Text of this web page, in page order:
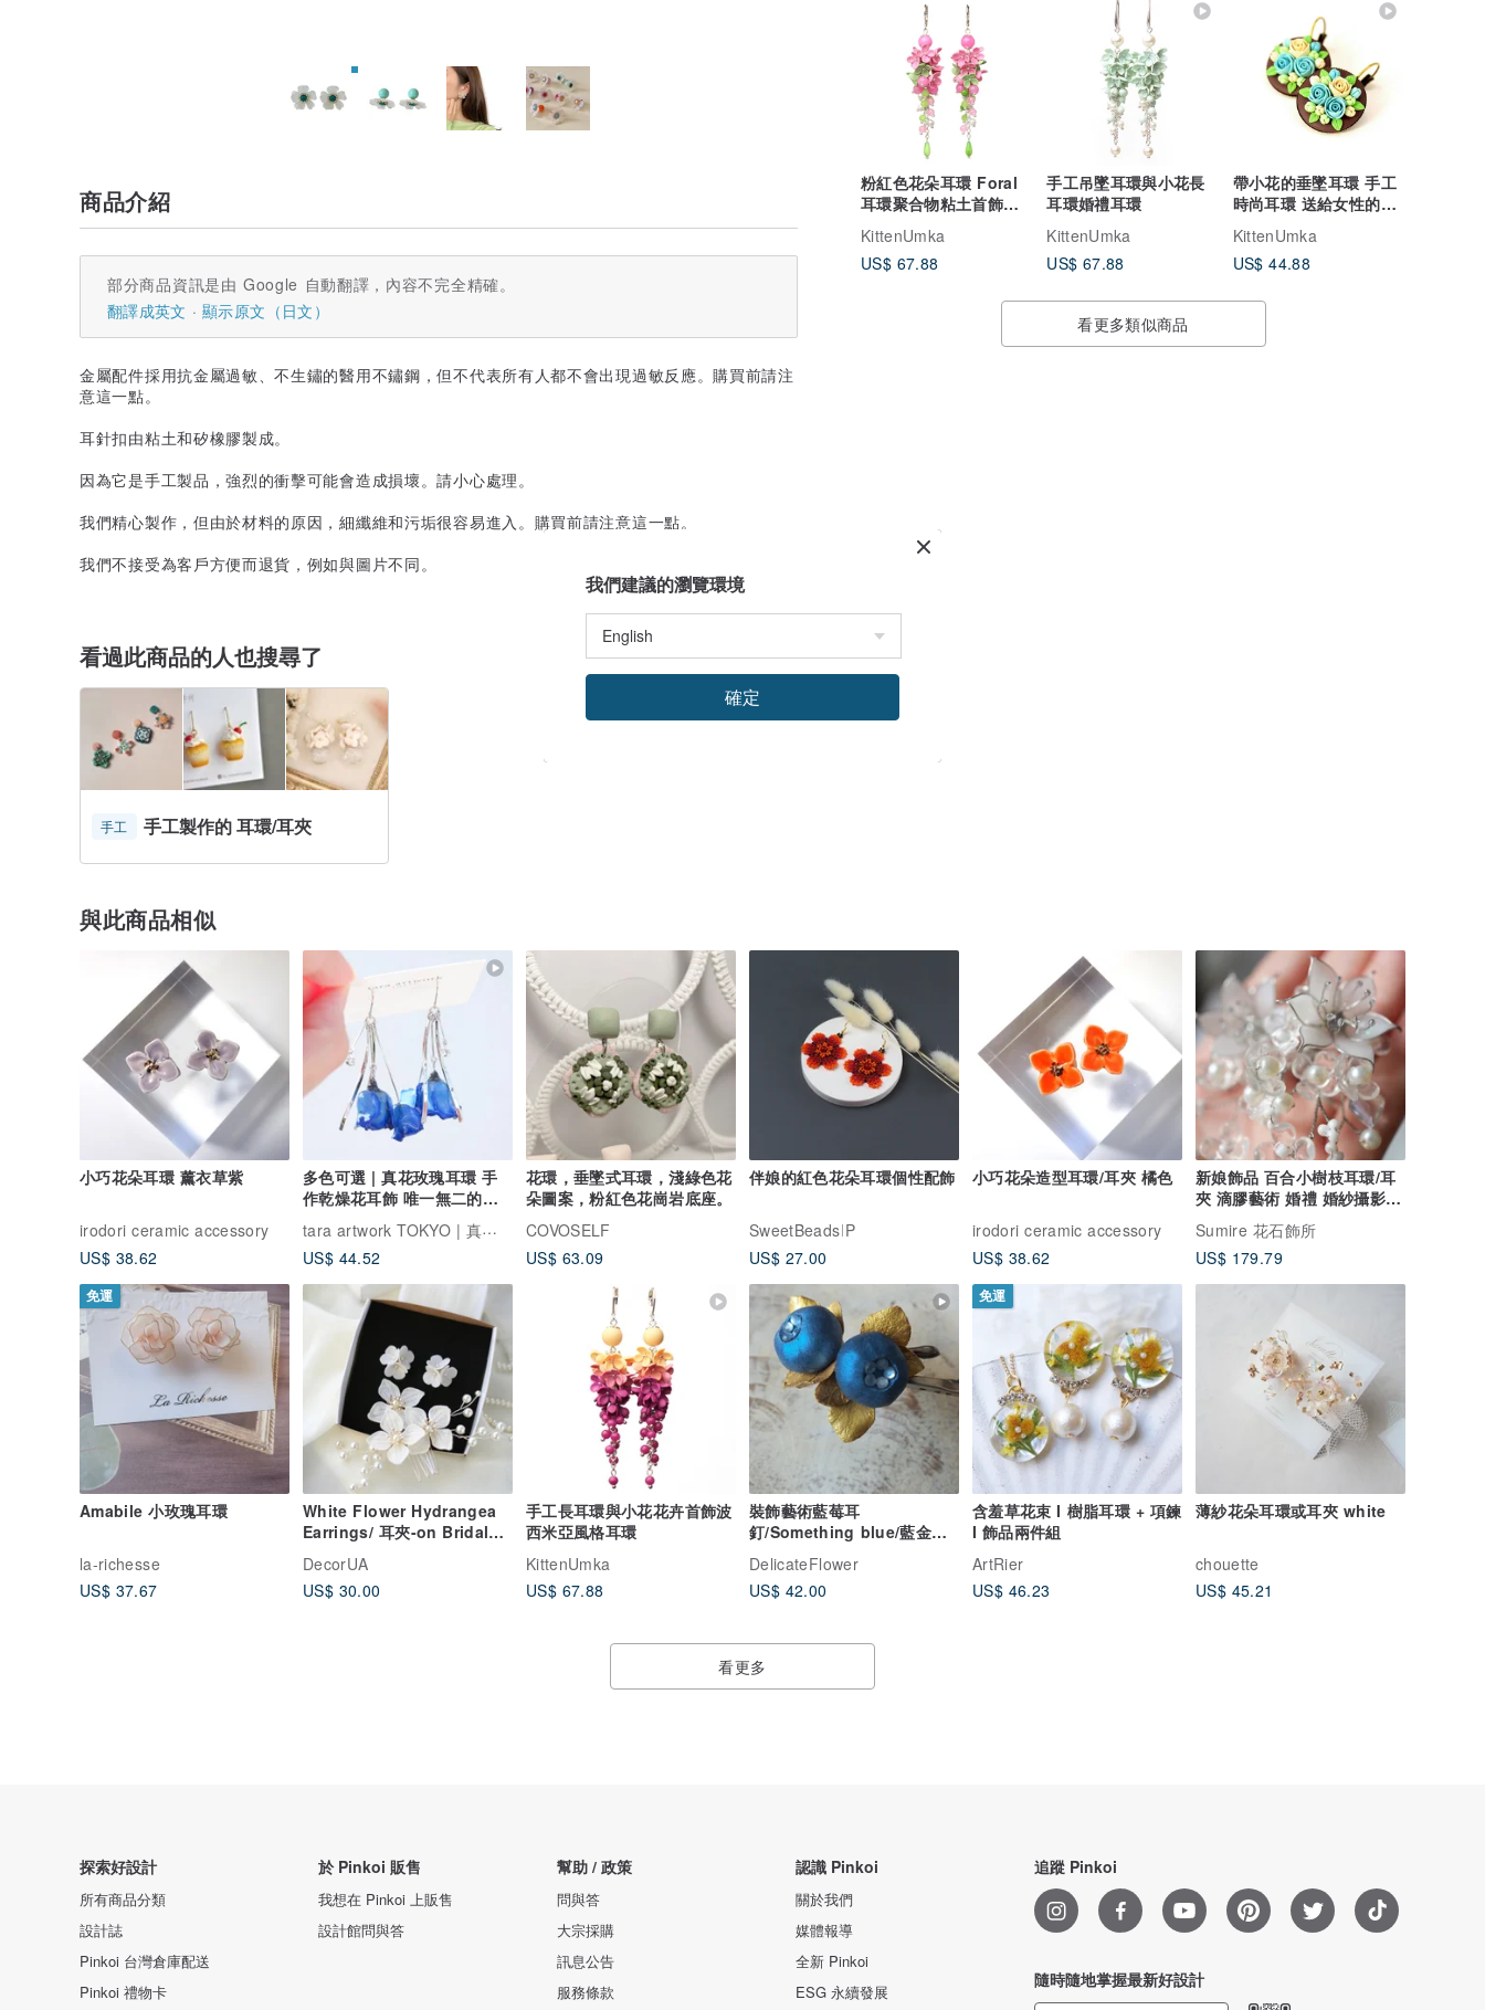
粉紅色花朵耳環 Foral
耳環聚合物粘土首飾吊
墜耳環
KittenUmka
US$ 67.88
手工吊墜耳環與小花長
耳環婚禮耳環
KittenUmka
US$ 67.88
帶小花的垂墜耳環 手工
時尚耳環 送給女性的禮
物
KittenUmka
US$ 44.88
看更多類似商品
商品介紹
部分商品資訊是由 Google 自動翻譯，內容不完全精確。
翻譯成英文
顯示原文（日文）
金屬配件採用抗金屬過敏、不生鏽的醫用不鏽鋼，但不代表所有人都不會出現過敏反應。購買前請注
意這一點。
耳針扣由粘土和矽橡膠製成。
因為它是手工製品，強烈的衝擊可能會造成損壞。請小心處理。
我們精心製作，但由於材料的原因，細纖維和污垢很容易進入。購買前請注意這一點。
我們不接受為客戶方便而退貨，例如與圖片不同。
看過此商品的人也搜尋了
手工 手工製作的 耳環/耳夾
與此商品相似
小巧花朵耳環 薰衣草紫
irodori ceramic accessory
US$ 38.62
多色可選 | 真花玫瑰耳環 手
作乾燥花耳飾 唯一無二的浪
tara artwork TOKYO | 真實玫瑰
US$ 44.52
花環，垂墜式耳環，淺綠色花
朵圖案，粉紅色花崗岩底座。
COVOSELF
US$ 63.09
伴娘的紅色花朵耳環個性配飾
SweetBeadsIP
US$ 27.00
小巧花朵造型耳環/耳夾 橘色
irodori ceramic accessory
US$ 38.62
新娘飾品 百合小樹枝耳環/耳
夾 滴膠藝術 婚禮 婚紗攝影
花嫁飾品
Sumire 花石飾所
US$ 179.79
免運
Amabile 小玫瑰耳環
la-richesse
US$ 37.67
White Flower Hydrangea
Earrings/ 耳夾-on Bridal
DecorUA
US$ 30.00
手工長耳環與小花花卉首飾波
西米亞風格耳環
KittenUmka
US$ 67.88
裝飾藝術藍莓耳
釘/Something blue/藍金植
DelicateFlower
US$ 42.00
免運
含羞草花束 I 樹脂耳環 + 項鍊
I 飾品兩件組
ArtRier
US$ 46.23
薄紗花朵耳環或耳夾 white
chouette
US$ 45.21
看更多
探索好設計
所有商品分類
設計誌
Pinkoi 台灣倉庫配送
Pinkoi 禮物卡
於 Pinkoi 販售
我想在 Pinkoi 上販售
設計館問與答
幫助 / 政策
問與答
大宗採購
訊息公告
服務條款
認識 Pinkoi
關於我們
媒體報導
全新 Pinkoi
ESG 永續發展
追蹤 Pinkoi
隨時隨地掌握最新好設計
我們建議的瀏覽環境
確定